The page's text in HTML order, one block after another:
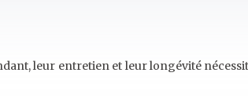
leur entretien et leur longévité